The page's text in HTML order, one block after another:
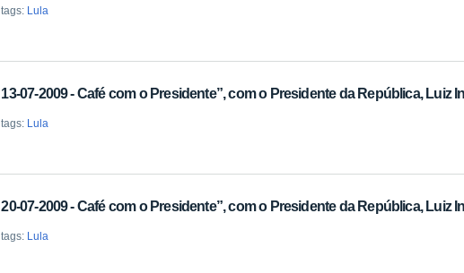
tags: Lula
13-07-2009 - Café com o Presidente”, com o Presidente da República, Luiz
tags: Lula
20-07-2009 - Café com o Presidente”, com o Presidente da República, Luiz
tags: Lula